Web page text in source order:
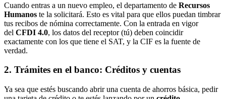
Cuando entras a un nuevo empleo, el departamento de Recursos
Humanos te la solicitará. Esto es vital para que ellos puedan timbrar
tus recibos de nómina correctamente. Con la entrada en vigor
del CFDI 4.0, los datos del receptor (tú) deben coincidir
exactamente con los que tiene el SAT, y la CIF es la fuente de
verdad.
2. Trámites en el banco: Créditos y cuentas
Ya sea que estés buscando abrir una cuenta de ahorros básica, pedir